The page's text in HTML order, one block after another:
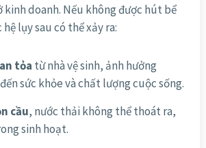
kinh doanh. Nếu không được hút bể
lụy sau có thể xảy ra:
tỏa từ nhà vệ sinh, ảnh hưởng
sức khỏe và chất lượng cuộc sống.
cầu, nước thải không thể thoát ra,
sinh hoạt.